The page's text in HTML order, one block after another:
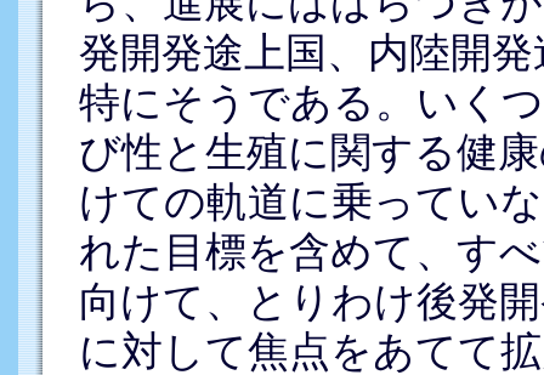
発開発途上国、内陸開
特にそうである。いく
び性と生殖に関する健
けての軌道に乗ってい
れた目標を含めて、す
向けて、とりわけ後発
に対して焦点をあてて